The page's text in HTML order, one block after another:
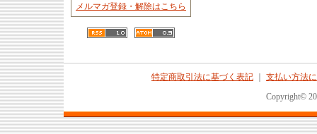
メルマガ登録・解除はこちら
特定商取引法に基づく表記
支払い方法
Copyright©